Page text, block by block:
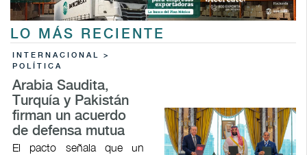
LO MÁS RECIENTE
INTERNACIONAL >
POLÍTICA
Arabia Saudita,
Turquía y Pakistán
firman un acuerdo
de defensa mutua
El pacto señala que un